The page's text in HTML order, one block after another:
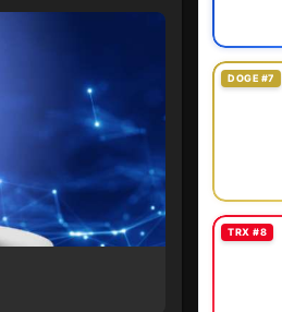
DOGE #7
TRX #8